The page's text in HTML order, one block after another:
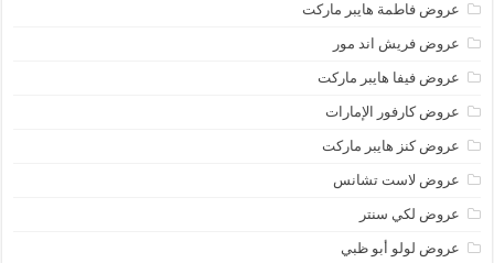
عروض فاطمة هايبر ماركت
عروض فريش اند مور
عروض فيفا هايبر ماركت
عروض كارفور الإمارات
عروض كنز هايبر ماركت
عروض لاست تشانس
عروض لكي سنتر
عروض لولو أبو ظبي